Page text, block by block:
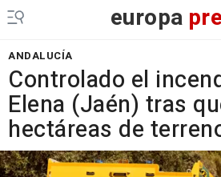
europa
ANDALUCÍA
Controlado el
Elena (Jaén) tras
hectáreas de